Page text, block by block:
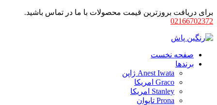
برای دریافت بروزترین قیمت محصولات با ما در تماس باشید.
02166702372
صفحه نخست
برندها
Anest Iwata ژاپن
Graco امریکا
Stanley امریکا
Prona تایوان